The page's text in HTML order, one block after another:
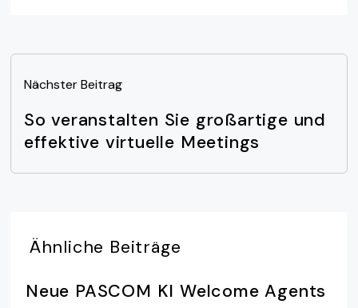
Nächster Beitrag
So veranstalten Sie großartige und
effektive virtuelle Meetings
Ähnliche Beiträge
Neue PASCOM KI Welcome Agents